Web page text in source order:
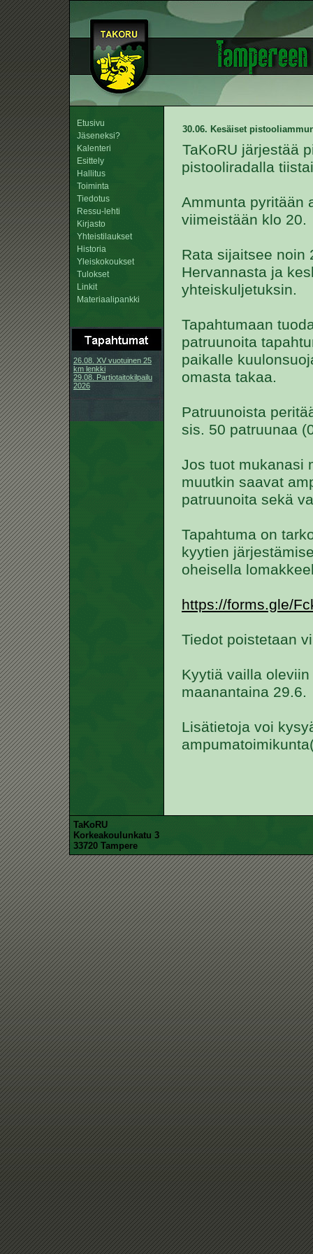
Etusivu
Jäseneksi?
Kalenteri
Esittely
Hallitus
Toiminta
Tiedotus
Ressu-lehti
Kirjasto
Yhteistilaukset
Historia
Yleiskokoukset
Tulokset
Linkit
Materiaalipankki
26.08. XV vuotuinen 25
km lenkki
29.08. Partiotaitokilpailu
2026
30.06. Kesäiset
TaKoRU järjestää
pistooliradalla
Ammunta pyritään
viimeistään klo 20.
Rata sijaitsee noin
Hervannasta ja
yhteiskuljetuksin.
Tapahtumaan
patruunoita
paikalle
omasta takaa.
Patruunoista
sis. 50 patruunaa
Jos tuot mukanasi
muutkin saavat
patruunoita sekä
Tapahtuma on
kyytien
oheisella
https://forms.gle/
Tiedot poistetaan
Kyytiä vailla
maanantaina 29.6.
Lisätietoja voi
TaKoRU
Korkeakoulunkatu 3
33720 Tampere